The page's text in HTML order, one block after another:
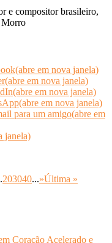
e compositor brasileiro,
Morro
em nova janela)
em nova janela)
em nova janela)
em nova janela)
para um amigo(abre em
janela)
203040...»Última »
Coração Acelerado e